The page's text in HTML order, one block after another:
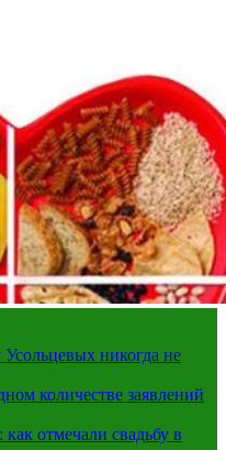
никогда не
количестве заявлений
отмечали свадьбу в